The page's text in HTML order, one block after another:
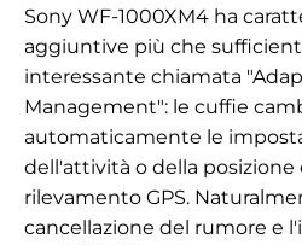
Sony WF-1000XM4 ha
aggiuntive più che
interessante chiamata
Management": le cuffie
automaticamente le
dell'attività o della posizione
rilevamento GPS.
cancellazione del rumore e